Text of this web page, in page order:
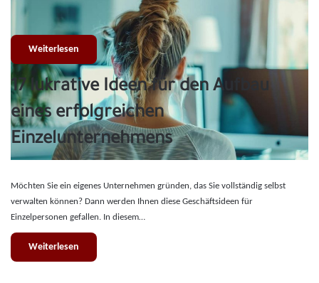
einem der am schnellsten wachsenden Trends im Online-Geschäft geworden,
und gleichzeitig…
Weiterlesen
17 lukrative Ideen für den Aufbau
eines erfolgreichen
Einzelunternehmens
Möchten Sie ein eigenes Unternehmen gründen, das Sie vollständig selbst
verwalten können? Dann werden Ihnen diese Geschäftsideen für
Einzelpersonen gefallen. In diesem…
Weiterlesen